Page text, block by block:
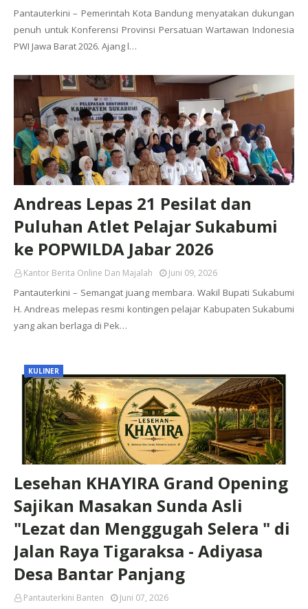
Pantauterkini – Pemerintah Kota Bandung menyatakan dukungan
penuh untuk Konferensi Provinsi Persatuan Wartawan Indonesia
PWI Jawa Barat 2026. Ajang l…
Andreas Lepas 21 Pesilat dan
Puluhan Atlet Pelajar Sukabumi
ke POPWILDA Jabar 2026
Kantor Berita Online Dan Majalah Juni 09, 2026
Pantauterkini – Semangat juang membara. Wakil Bupati Sukabumi
H. Andreas melepas resmi kontingen pelajar Kabupaten Sukabumi
yang akan berlaga di Pek…
KULINER
Lesehan KHAYIRA Grand Opening
‎Sajikan Masakan Sunda Asli
"Lezat dan Menggugah Selera " di
Jalan Raya Tigaraksa - Adiyasa
Desa Bantar Panjang
Pantauterkini Banten Juni 07, 2026